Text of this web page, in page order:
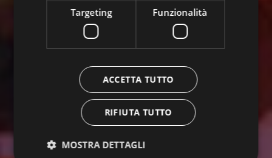
Targeting Funzionalità
ACCETTA TUTTO
RIFIUTA TUTTO
MOSTRA DETTAGLI